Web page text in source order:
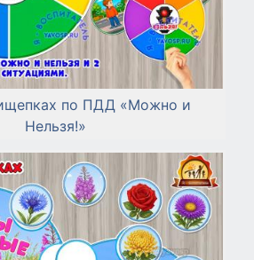
по ПДД «Можно и
Нельзя!»